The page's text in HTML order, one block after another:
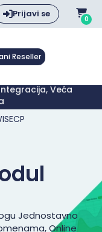
Prijavi se 0
Reseller
Svaki .COM S E-
Jednostavno
Online